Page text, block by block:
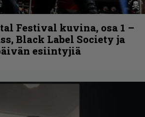
Festival kuvina, osa 1 –
Black Label Society ja
esiintyjiä